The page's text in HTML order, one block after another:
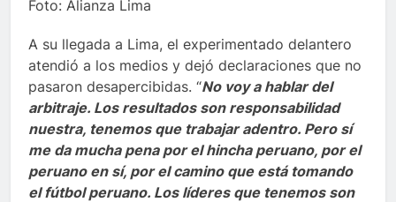
Foto: Alianza Lima
A su llegada a Lima, el experimentado delantero
atendió a los medios y dejó declaraciones que no
pasaron desapercibidas. “No voy a hablar del
arbitraje. Los resultados son responsabilidad
nuestra, tenemos que trabajar adentro. Pero sí
me da mucha pena por el hincha peruano, por el
peruano en sí, por el camino que está tomando
el fútbol peruano. Los líderes que tenemos son